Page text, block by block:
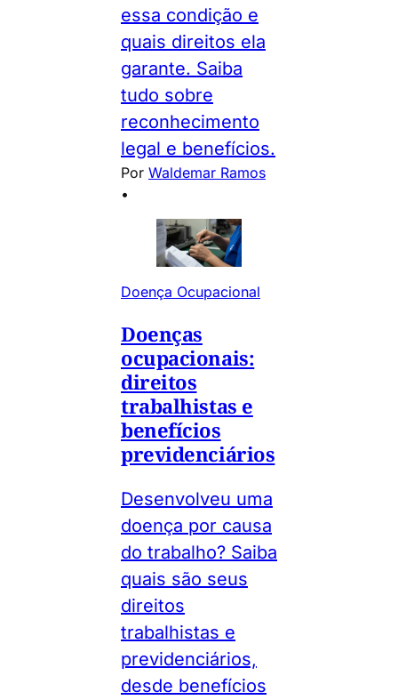
essa condição e
quais direitos ela
garante. Saiba
tudo sobre
reconhecimento
legal e benefícios.
Por Waldemar Ramos
•
Doença Ocupacional
Doenças
ocupacionais:
direitos
trabalhistas e
benefícios
previdenciários
Desenvolveu uma
doença por causa
do trabalho? Saiba
quais são seus
direitos
trabalhistas e
previdenciários,
desde benefícios